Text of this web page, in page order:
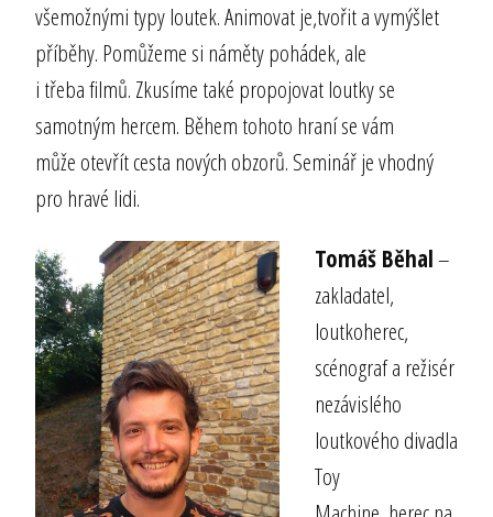
všemožnými typy loutek. Animovat je,tvořit a vymýšlet
příběhy. Pomůžeme si náměty pohádek, ale
i třeba filmů. Zkusíme také propojovat loutky se
samotným hercem. Během tohoto hraní se vám
může otevřít cesta nových obzorů. Seminář je vhodný
pro hravé lidi.
Tomáš Běhal–
zakladatel,
loutkoherec,
scénograf a režisér
nezávislého
loutkového divadla
Toy